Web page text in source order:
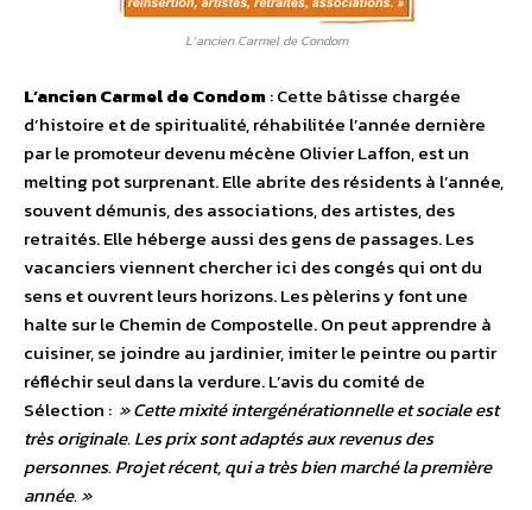
L’ancien Carmel de Condom
L’ancien Carmel de Condom: Cette bâtisse chargée
d’histoire et de spiritualité, réhabilitée l’année dernière
par le promoteur devenu mécène Olivier Laffon, est un
melting pot surprenant. Elle abrite des résidents à l’année,
souvent démunis, des associations, des artistes, des
retraités. Elle héberge aussi des gens de passages. Les
vacanciers viennent chercher ici des congés qui ont du
sens et ouvrent leurs horizons. Les pèlerins y font une
halte sur le Chemin de Compostelle. On peut apprendre à
cuisiner, se joindre au jardinier, imiter le peintre ou partir
réfléchir seul dans la verdure. L’avis du comité de
Sélection : » Cette mixité intergénérationnelle et sociale est
très originale. Les prix sont adaptés aux revenus des
personnes. Projet récent, qui a très bien marché la première
année. »